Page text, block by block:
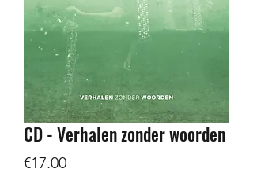
CD - Verhalen zonder woorden
€17.00Price